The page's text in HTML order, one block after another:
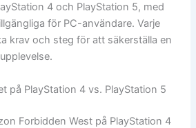
4 och PlayStation 5, med
för PC-användare. Varje
krav och steg för att säkerställa en
på PlayStation 4 vs. PlayStation 5
Forbidden West på PlayStation 4